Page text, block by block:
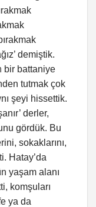
demiştik.
bir battaniye
tutmak çok
şeyi hissettik.
derler,
gördük. Bu
sokaklarını,
Hatay’da
yaşam alanı
komşuları
ya da